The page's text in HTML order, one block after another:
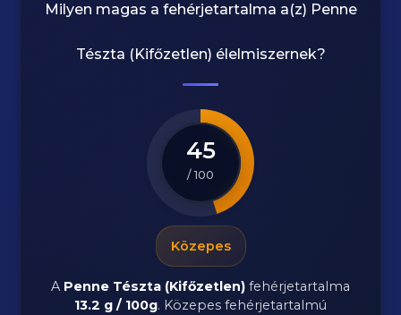
Milyen magas a fehérjetartalma a(z) Penne
Tészta (Kifőzetlen) élelmiszernek?
45
/ 100
Közepes
A Penne Tészta (Kifőzetlen) fehérjetartalma
13.2 g / 100g. Közepes fehérjetartalmú